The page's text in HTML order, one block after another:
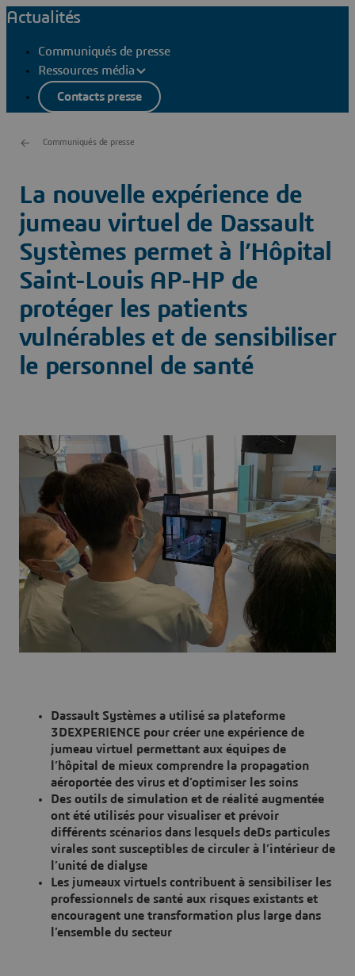
Actualités
Communiqués de presse
Ressources média
Contacts presse
Communiqués de presse
La nouvelle expérience de
jumeau virtuel de Dassault
Systèmes permet à l’Hôpital
Saint-Louis AP-HP de
protéger les patients
vulnérables et de sensibiliser
le personnel de santé
Dassault Systèmes a utilisé sa plateforme
3DEXPERIENCE pour créer une expérience de
jumeau virtuel permettant aux équipes de
l’hôpital de mieux comprendre la propagation
aéroportée des virus et d’optimiser les soins
Des outils de simulation et de réalité augmentée
ont été utilisés pour visualiser et prévoir
différents scénarios dans lesquels deDs particules
virales sont susceptibles de circuler à l’intérieur de
l’unité de dialyse
Les jumeaux virtuels contribuent à sensibiliser les
professionnels de santé aux risques existants et
encouragent une transformation plus large dans
l’ensemble du secteur